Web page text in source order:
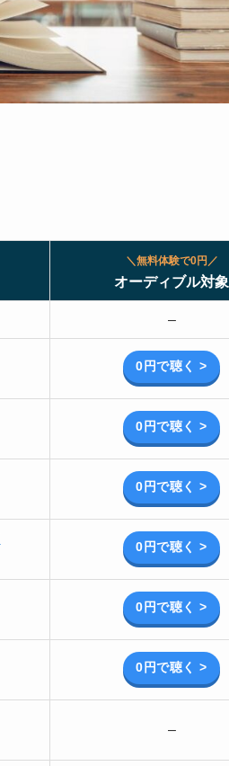
＼無料体験で0円／
オーディブル対象
–
0円で聴く >
0円で聴く >
0円で聴く >
0円で聴く >
0円で聴く >
0円で聴く >
–